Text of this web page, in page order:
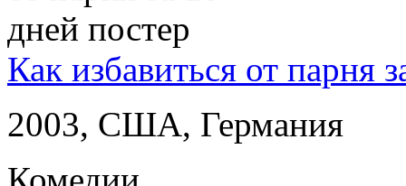
Как избавиться от парня
2003, США, Германия